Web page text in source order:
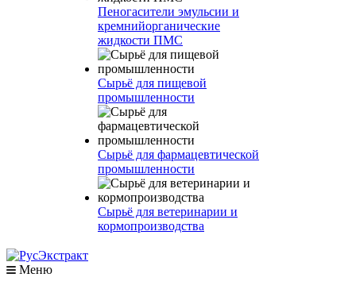
Пеногасители эмульсии и
кремнийорганические
жидкости ПМС
Сырьё для пищевой
промышленности
Сырьё для фармацевтической
промышленности
Сырьё для ветеринарии и
кормопроизводства
Меню